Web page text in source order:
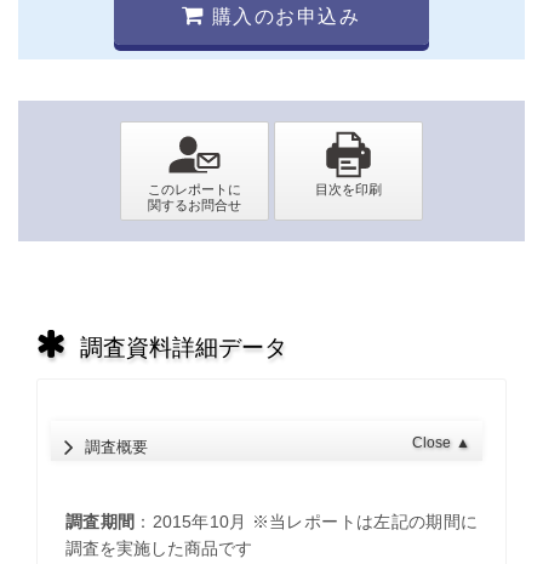
購入のお申込み
調査資料詳細データ
調査概要 Close ▲
調査期間 ：2015年10月 ※当レポートは左記の期間に
調査を実施した商品です